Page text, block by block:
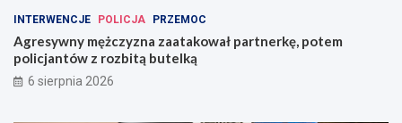
INTERWENCJE POLICJA PRZEMOC
Agresywny mężczyzna zaatakował partnerkę, potem
policjantów z rozbitą butelką
6 sierpnia 2026